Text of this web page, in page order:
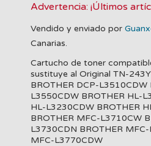
Advertencia: ¡Últimos
Vendido y enviado por
Canarias.
Cartucho de toner
sustituye al Original TN-
BROTHER DCP-L3510CDW
L3550CDW BROTHER HL-
HL-L3230CDW BROTHER
BROTHER MFC-L3710CW
L3730CDN BROTHER
MFC-L3770CDW